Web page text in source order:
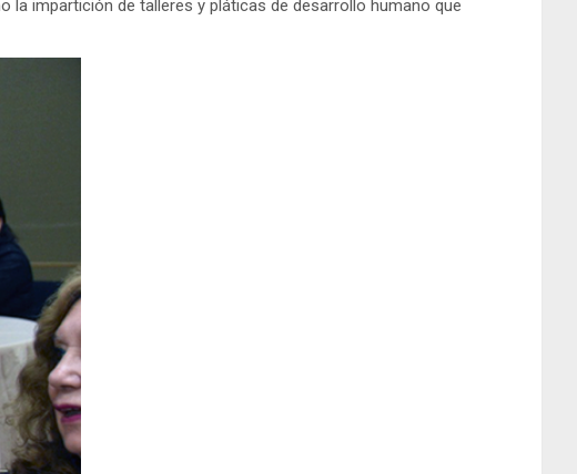
la impartición de talleres y pláticas de desarrollo humano que